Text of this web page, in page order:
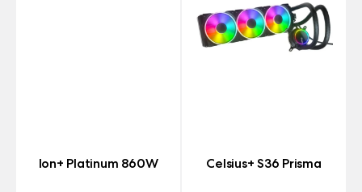
Ion+ Platinum 860W Celsius+ S36 Prisma